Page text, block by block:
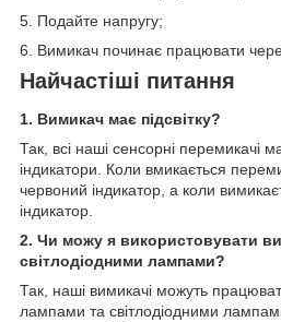
5. Подайте напругу;
6. Вимикач починає працювати
Найчастіші питання
1. Вимикач має підсвітку?
Так, всі наші сенсорні перемикачі
індикатори. Коли вмикається
червоний індикатор, а коли
індикатор.
2. Чи можу я використовувати
світлодіодними лампами?
Так, наші вимикачі можуть
лампами та світлодіодними